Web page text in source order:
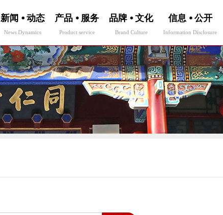
新闻 ⦁ 动态
News Dynamics
产品 ⦁ 服务
Product service
品牌 ⦁ 文化
Brand Culture
信息 ⦁ 公开
Information Disclosure